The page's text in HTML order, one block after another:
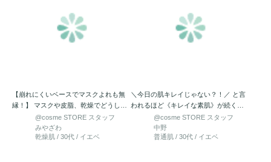
【崩れにくいベースでマスクよれも無
縁！】 マスクや皮脂、乾燥でどうして
もメイクが崩れてしまった経…
@cosme STORE スタッフ
みやざわ
乾燥肌 / 30代 / イエベ
＼今日の肌キレイじゃない？！／ と言
われるほど《キレイな素肌》が続く、
マキアージュの下地です。 …
@cosme STORE スタッフ
中野
普通肌 / 30代 / イエベ